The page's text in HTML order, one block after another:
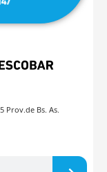
Prov.de Bs. As.